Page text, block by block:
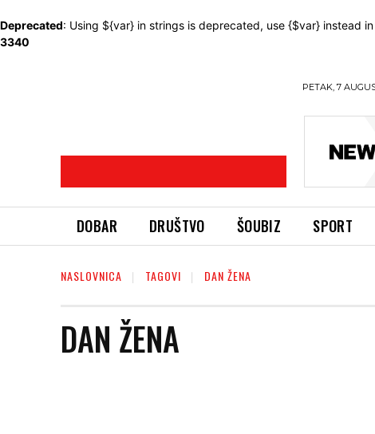
Deprecated: Using ${var} in strings is deprecated, use {$var} instead in
3340
PETAK, 7
DOBAR DRUŠTVO ŠOUBIZ SPORT
NASLOVNICA TAGOVI DAN ŽENA
DAN ŽENA